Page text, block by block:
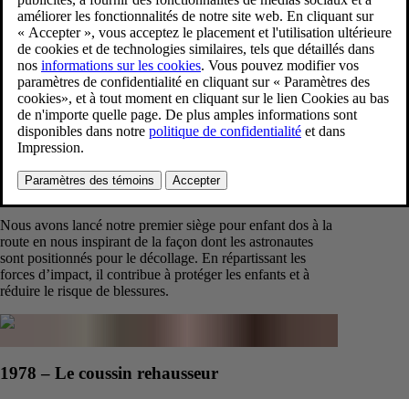
La ceinture de sécurité à trois points de Nils Bohlin dans
la PV544 a d’abord été critiquée pour « violation des
droits de l’homme ». Aujourd’hui, on considère que ce
dispositif a sauvé plus d’un million de vies grâce à sa
conception innovante.
1972 – Siège pour enfant dos à la route
Nous avons lancé notre premier siège pour enfant dos à la
route en nous inspirant de la façon dont les astronautes
sont positionnés pour le décollage. En répartissant les
forces d’impact, il contribue à protéger les enfants et à
réduire le risque de blessures.
1978 – Le coussin rehausseur